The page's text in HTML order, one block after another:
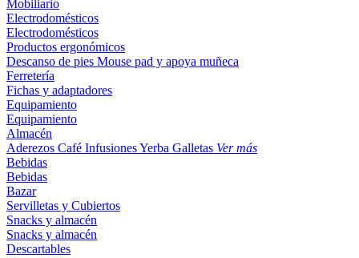
Mobiliario
Electrodomésticos
Electrodomésticos
Productos ergonómicos
Descanso de pies Mouse pad y apoya muñeca
Ferretería
Fichas y adaptadores
Equipamiento
Equipamiento
Almacén
Aderezos Café InfusionesYerba Galletas Ver más
Bebidas
Bebidas
Bazar
Servilletas y Cubiertos
Snacks y almacén
Snacks y almacén
Descartables